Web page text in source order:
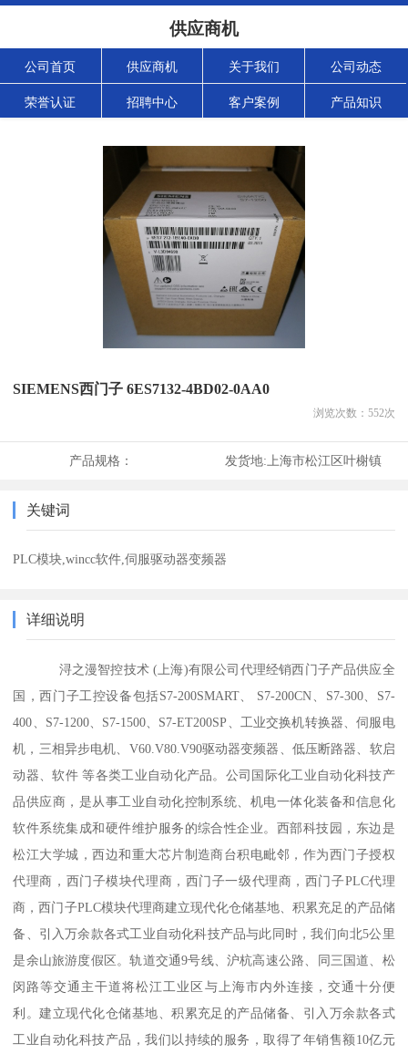
供应商机
公司首页 供应商机 关于我们 公司动态
荣誉认证 招聘中心 客户案例 产品知识
SIEMENS西门子 6ES7132-4BD02-0AA0
浏览次数： 552次
产品规格： 发货地: 上海市松江区叶榭镇
关键词
PLC模块,wincc软件,伺服驱动器变频器
详细说明
浔之漫智控技术 (上海)有限公司代理经销西门子产品供应全
国，西门子工控设备包括S7-200SMART、 S7-200CN、S7-300、S7-
400、S7-1200、S7-1500、S7-ET200SP、工业交换机转换器、伺服电
机，三相异步电机、V60.V80.V90驱动器变频器、低压断路器、软启
动器、软件 等各类工业自动化产品。公司国际化工业自动化科技产
品供应商，是从事工业自动化控制系统、机电一体化装备和信息化
软件系统集成和硬件维护服务的综合性企业。西部科技园，东边是
松江大学城，西边和重大芯片制造商台积电毗邻，作为西门子授权
代理商，西门子模块代理商，西门子一级代理商，西门子PLC代理
商，西门子PLC模块代理商建立现代化仓储基地、积累充足的产品储
备、引入万余款各式工业自动化科技产品与此同时，我们向北5公里
是余山旅游度假区。轨道交通9号线、沪杭高速公路、同三国道、松
闵路等交通主干道将松江工业区与上海市内外连接，交通十分便
利。建立现代化仓储基地、积累充足的产品储备、引入万余款各式
工业自动化科技产品，我们以持续的服务，取得了年销售额10亿元